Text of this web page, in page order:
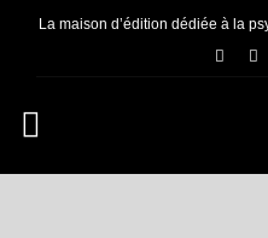
PasserLa maison d’édition dédiée à la
Navigation
à